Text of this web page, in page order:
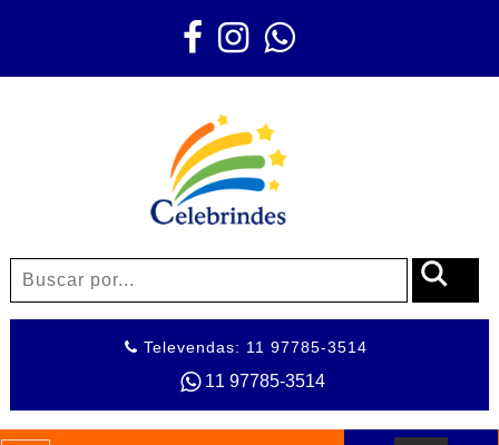
Televendas: 11 97785-3514
11 97785-3514